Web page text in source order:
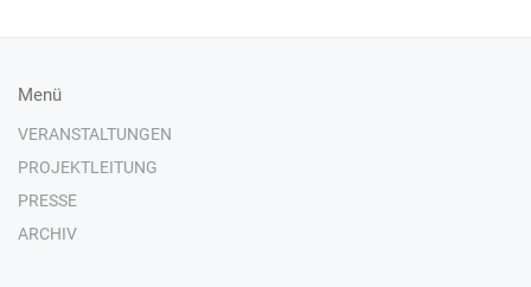
Menü
VERANSTALTUNGEN
PROJEKTLEITUNG
PRESSE
ARCHIV